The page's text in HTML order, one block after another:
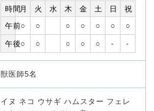
時間月 火 水 木 金 土 日
祝
午前○ ○ ○ ○ ○ ○ ○
午後○ ○ ○ ○ ○ - -
獣医師5名
イヌ ネコ ウサギ ハムスター フェレ